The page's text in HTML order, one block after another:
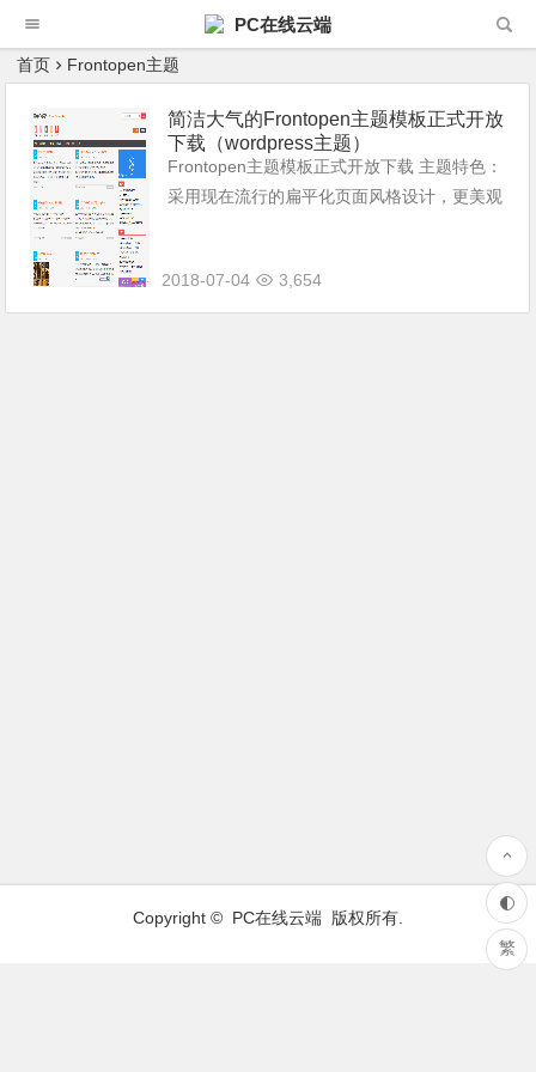
PC在线云端
首页 Frontopen主题
简洁大气的Frontopen主题模板正式开放
下载（wordpress主题）
Frontopen主题模板正式开放下载 主题特色：
采用现在流行的扁平化页面风格设计，更美观
材少加载速度快 网页跟随屏...
2018-07-04 3,654
Copyright © PC在线云端 版权所有.
繁